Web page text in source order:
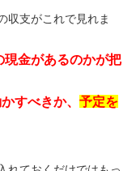
収支がこれで見れま
現金があるのかが把
すべきか、 予定を